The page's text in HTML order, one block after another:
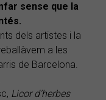
sense que la
dels artistes i la
a les
de Barcelona.
Licor d’herbes